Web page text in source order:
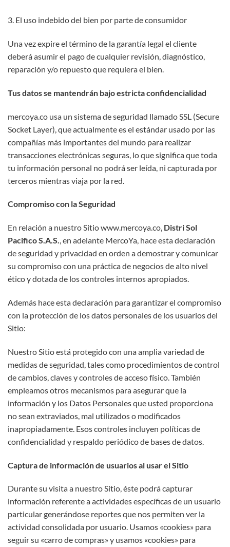
3. El uso indebido del bien por parte de consumidor
Una vez expire el término de la garantía legal el cliente
deberá asumir el pago de cualquier revisión, diagnóstico,
reparación y/o repuesto que requiera el bien.
Tus datos se mantendrán bajo estricta confidencialidad
mercoya.co usa un sistema de seguridad llamado SSL (Secure
Socket Layer), que actualmente es el estándar usado por las
compañías más importantes del mundo para realizar
transacciones electrónicas seguras, lo que significa que toda
tu información personal no podrá ser leída, ni capturada por
terceros mientras viaja por la red.
Compromiso con la Seguridad
En relación a nuestro Sitio www.mercoya.co, Distri Sol
Pacifico S.A.S., en adelante MercoYa, hace esta declaración
de seguridad y privacidad en orden a demostrar y comunicar
su compromiso con una práctica de negocios de alto nivel
ético y dotada de los controles internos apropiados.
Además hace esta declaración para garantizar el compromiso
con la protección de los datos personales de los usuarios del
Sitio:
Nuestro Sitio está protegido con una amplia variedad de
medidas de seguridad, tales como procedimientos de control
de cambios, claves y controles de acceso físico. También
empleamos otros mecanismos para asegurar que la
información y los Datos Personales que usted proporciona
no sean extraviados, mal utilizados o modificados
inapropiadamente. Esos controles incluyen políticas de
confidencialidad y respaldo periódico de bases de datos.
Captura de información de usuarios al usar el Sitio
Durante su visita a nuestro Sitio, éste podrá capturar
información referente a actividades específicas de un usuario
particular generándose reportes que nos permiten ver la
actividad consolidada por usuario. Usamos «cookies» para
seguir su «carro de compras» y usamos «cookies» para